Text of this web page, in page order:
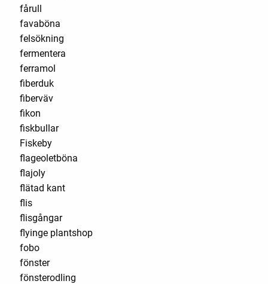
fårull
favaböna
felsökning
fermentera
ferramol
fiberduk
fiberväv
fikon
fiskbullar
Fiskeby
flageoletböna
flajoly
flätad kant
flis
flisgångar
flyinge plantshop
fobo
fönster
fönsterodling